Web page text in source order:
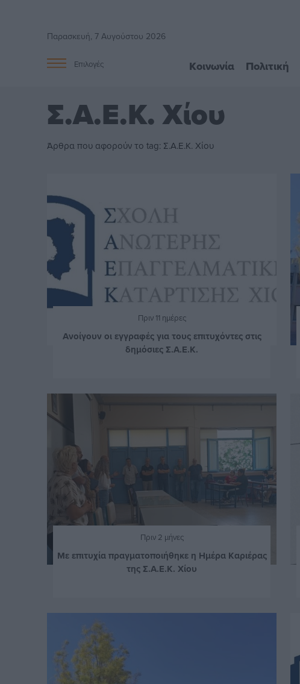
Παρασκευή, 7 Αυγούστου 2026
Επιλογές Κοινωνία Πολιτική
Σ.Α.Ε.Κ. Χίου
Άρθρα που αφορούν το tag: Σ.Α.Ε.Κ. Χίου
Πριν 11 ημέρες
Ανοίγουν οι εγγραφές για τους επιτυχόντες στις
δημόσιες Σ.Α.Ε.Κ.
Πριν 2 μήνες
Με επιτυχία πραγματοποιήθηκε η Ημέρα Καριέρας
της Σ.Α.Ε.Κ. Χίου